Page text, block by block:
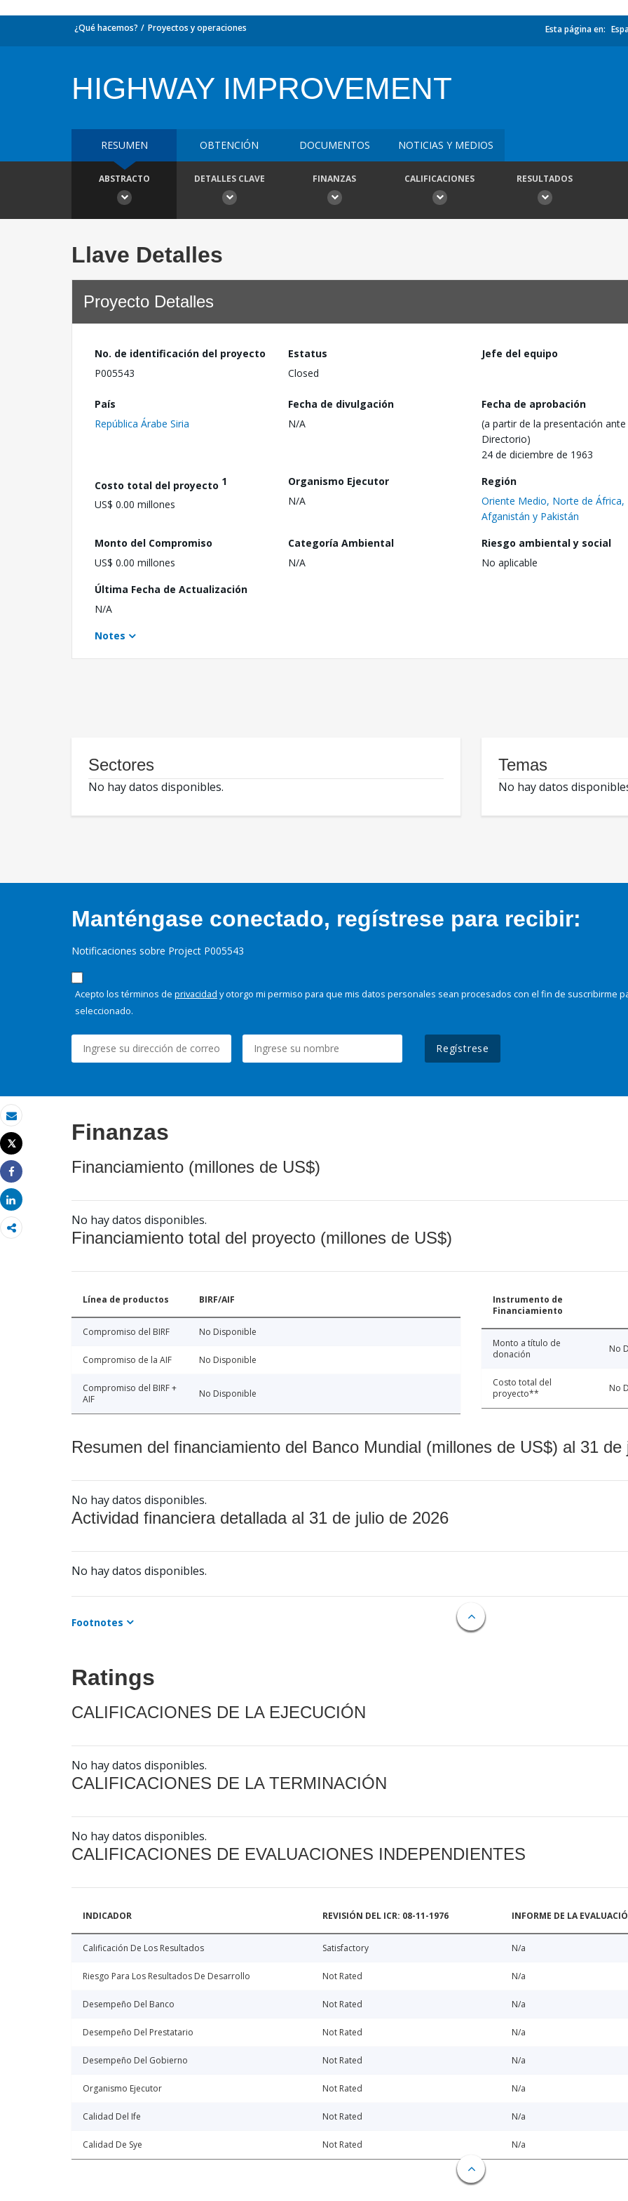
Correo electrónico
Imprimir
Tweet
Share
Share
¿Qué hacemos? Proyectos y operaciones Esta página en:
HIGHWAY IMPROVEMENT
RESUMEN OBTENCIÓN DOCUMENTOS NOTICIAS Y MEDIOS
ABSTRACTO DETALLES CLAVE FINANZAS CALIFICACIONES RESULTADOS
Llave Detalles
Proyecto Detalles
No. de identificación del proyecto
P005543
Estatus
Closed
Jefe del equipo
País
República Árabe Siria
Fecha de divulgación
N/A
Fecha de aprobación
(a partir de la presentación ante
Directorio)
24 de diciembre de 1963
Costo total del proyecto 1
US$ 0.00 millones
Organismo Ejecutor
N/A
Región
Oriente Medio, Norte de África,
Afganistán y Pakistán
Monto del Compromiso
US$ 0.00 millones
Categoría Ambiental
N/A
Riesgo ambiental y social
No aplicable
Última Fecha de Actualización
N/A
Notes
Sectores
No hay datos disponibles.
Temas
No hay datos
Manténgase conectado, regístrese para recibir:
Notificaciones sobre Project P005543
Acepto los términos de privacidad y otorgo mi permiso para que mis datos personales sean procesados con el fin de suscribirme
seleccionado.
Regístrese
Finanzas
Financiamiento (millones de US$)
No hay datos disponibles.
Financiamiento total del proyecto (millones de US$)
Línea de productos BIRF/AIF
Compromiso del BIRF No Disponible
Compromiso de la AIF No Disponible
Compromiso del BIRF +
AIF
No Disponible
Instrumento de
Financiamiento
Monto a título de
donación
No
Costo total del
proyecto**
No
Resumen del financiamiento del Banco Mundial (millones de US$) al 31 de
No hay datos disponibles.
Actividad financiera detallada al 31 de julio de 2026
No hay datos disponibles.
Footnotes
Ratings
CALIFICACIONES DE LA EJECUCIÓN
No hay datos disponibles.
CALIFICACIONES DE LA TERMINACIÓN
No hay datos disponibles.
CALIFICACIONES DE EVALUACIONES INDEPENDIENTES
INDICADOR REVISIÓN DEL ICR: 08-11-1976 INFORME DE LA
Calificación De Los Resultados Satisfactory N/a
Riesgo Para Los Resultados De Desarrollo Not Rated N/a
Desempeño Del Banco Not Rated N/a
Desempeño Del Prestatario Not Rated N/a
Desempeño Del Gobierno Not Rated N/a
Organismo Ejecutor Not Rated N/a
Calidad Del Ife Not Rated N/a
Calidad De Sye Not Rated N/a